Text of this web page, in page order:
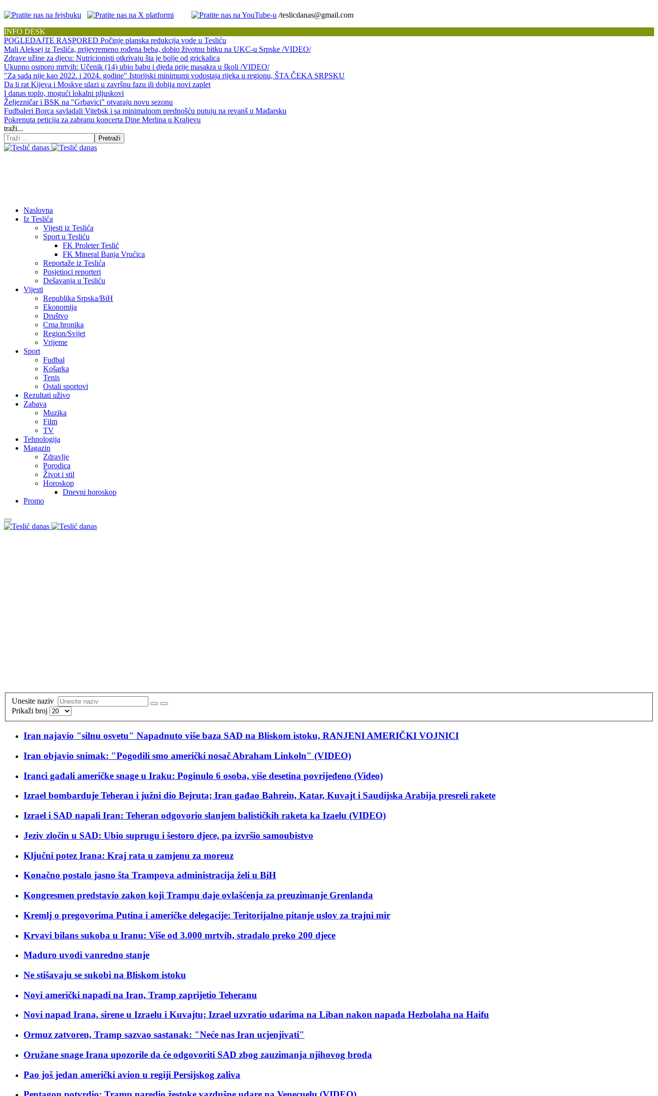
/teslicdanas@gmail.com
INFO DESK
POGLEDAJTE RASPORED Počinje planska redukcija vode u Tesliću
Mali Aleksej iz Teslića, prijevremeno rođena beba, dobio životnu bitku na UKC-u Srpske /VIDEO/
Zdrave užine za djecu: Nutricionisti otkrivaju šta je bolje od grickalica
Ukupno osmoro mrtvih: Učenik (14) ubio babu i djeda prije masakra u školi /VIDEO/
"Za sada nije kao 2022. i 2024. godine" Istorijski minimumi vodostaja rijeka u regionu, ŠTA ČEKA SRPSKU
Da li rat Kijeva i Moskve ulazi u završnu fazu ili dobija novi zaplet
I danas toplo, mogući lokalni pljuskovi
Željezničar i BSK na "Grbavici" otvaraju novu sezonu
Fudbaleri Borca savladali Vitebsk i sa minimalnom prednošću putuju na revanš u Mađarsku
Pokrenuta peticija za zabranu koncerta Dine Merlina u Kraljevu
traži...
Pretraži
Naslovna
Iz Teslića
Vijesti iz Teslića
Sport u Tesliću
FK Proleter Teslić
FK Mineral Banja Vrućica
Reportaže iz Teslića
Posjetioci reporteri
Dešavanja u Tesliću
Vijesti
Republika Srpska/BiH
Ekonomija
Društvo
Crna hronika
Region/Svijet
Vrijeme
Sport
Fudbal
Košarka
Tenis
Ostali sportovi
Rezultati uživo
Zabava
Muzika
Film
TV
Tehnologija
Magazin
Zdravlje
Porodica
Život i stil
Horoskop
Dnevni horoskop
Promo
Unesite naziv
Prikaži broj
Iran najavio "silnu osvetu" Napadnuto više baza SAD na Bliskom istoku, RANJENI AMERIČKI VOJNICI
Iran objavio snimak: "Pogodili smo američki nosač Abraham Linkoln" (VIDEO)
Iranci gađali američke snage u Iraku: Poginulo 6 osoba, više desetina povrijeđeno (Video)
Izrael bombarduje Teheran i južni dio Bejruta; Iran gađao Bahrein, Katar, Kuvajt i Saudijska Arabija presreli rakete
Izrael i SAD napali Iran: Teheran odgovorio slanjem balističkih raketa ka Izaelu (VIDEO)
Jeziv zločin u SAD: Ubio suprugu i šestoro djece, pa izvršio samoubistvo
Ključni potez Irana: Kraj rata u zamjenu za moreuz
Konačno postalo jasno šta Trampova administracija želi u BiH
Kongresmen predstavio zakon koji Trampu daje ovlašćenja za preuzimanje Grenlanda
Kremlj o pregovorima Putina i američke delegacije: Teritorijalno pitanje uslov za trajni mir
Krvavi bilans sukoba u Iranu: Više od 3.000 mrtvih, stradalo preko 200 djece
Maduro uvodi vanredno stanje
Ne stišavaju se sukobi na Bliskom istoku
Novi američki napadi na Iran, Tramp zaprijetio Teheranu
Novi napad Irana, sirene u Izraelu i Kuvajtu; Izrael uzvratio udarima na Liban nakon napada Hezbolaha na Haifu
Ormuz zatvoren, Tramp sazvao sastanak: "Neće nas Iran ucjenjivati"
Oružane snage Irana upozorile da će odgovoriti SAD zbog zauzimanja njihovog broda
Pao još jedan američki avion u regiji Persijskog zaliva